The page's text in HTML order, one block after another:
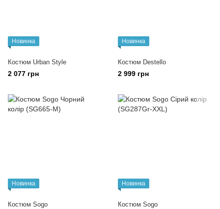
Новинка
Костюм Urban Style
2 077 грн
Новинка
Костюм Destello
2 999 грн
Новинка
Костюм Sogo
Новинка
Костюм Sogo